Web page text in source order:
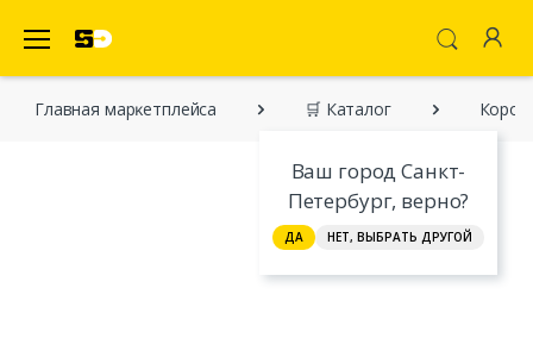
Ваш город Санкт-
Петербург, верно?
ДА НЕТ, ВЫБРАТЬ ДРУГОЙ
Главная марĸетплейса 🛒 Каталог